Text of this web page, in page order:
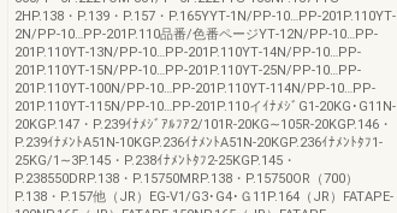
2HP.138・P.139・P.157・P.165YYT‐1N/PP‐10…PP‐201P.110YT‐
2N/PP‐10…PP‐201P.110品番/色番ページYT‐12N/PP‐10…PP‐
201P.110YT‐13N/PP‐10…PP‐201P.110YT‐14N/PP‐10…PP‐
201P.110YT‐15N/PP‐10…PP‐201P.110YT‐25N/PP‐10…PP‐
201P.110YT‐100N/PP‐10…PP‐201P.110YT‐114N/PP‐10…PP‐
201P.110YT‐115N/PP‐10…PP‐201P.110イｲﾅﾒｼﾞG1‐20KG･G11N‐
20KGP.147・P.239ｲﾅﾒｼﾞｱﾙﾌｱ2/101R‐20KG∼105R‐20KGP.146・
P.239ｲﾅﾒﾝﾄA51N‐10KGP.236ｲﾅﾒﾝﾄA51N‐20KGP.236ｲﾅﾒﾝﾄﾀﾌ1‐
25KG/1∼3P.145・P.238ｲﾅﾒﾝﾄﾀﾌ2‐25KGP.145・
P.238550DRP.138・P.15750MRP.138・P.15750OR（700）
P.138・P.157他（JR）EG‐V1/G3･G4･Ｇ11P.164（JR）FATAPE‐